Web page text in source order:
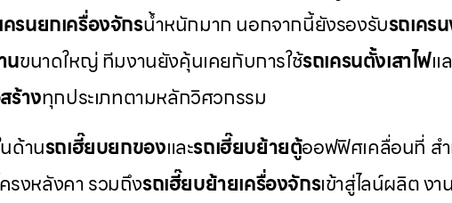
ครนยกเครื่องจักรน้ำหนักมาก นอกจากนี้ยังรองรับรถเคร
นขนาดใหญ่ ทีมงานยังคุ้นเคยกับการใช้รถเครนตั้งเสาไฟแ
ร้างทุกประเภทตามหลักวิศวกรรม
ด้านรถเฮี๊ยบยกของและรถเฮี๊ยบย้ายตู้ออฟฟิศเคลื่อนที่ ส
ครงหลังคา รวมถึงรถเฮี๊ยบย้ายเครื่องจักรเข้าสู่ไลน์ผลิต ง